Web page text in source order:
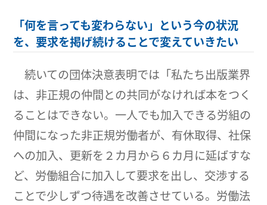
「何を言っても変わらない」という今の状況
を、要求を掲げ続けることで変えていきたい
続いての団体決意表明では「私たち出版業界
は、非正規の仲間との共同がなければ本をつく
ることはできない。一人でも加入できる労組の
仲間になった非正規労働者が、有休取得、社保
への加入、更新を２カ月から６カ月に延ばすな
ど、労働組合に加入して要求を出し、交渉する
ことで少しずつ待遇を改善させている。労働法